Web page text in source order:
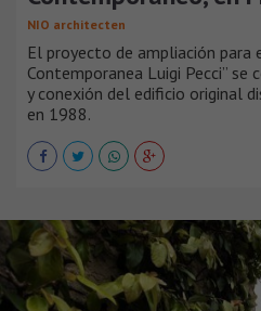
NIO architecten
El proyecto de ampliación para
Contemporanea Luigi Pecci” se
y conexión del edificio original
en 1988.